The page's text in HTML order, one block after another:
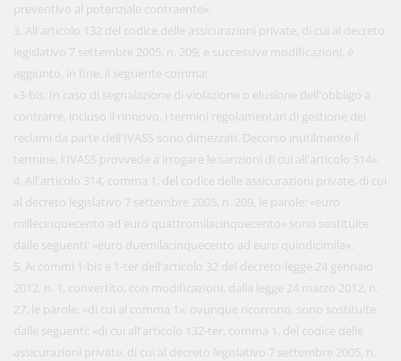
preventivo al potenziale contraente».
3. All'articolo 132 del codice delle assicurazioni private, di cui al decreto
legislativo 7 settembre 2005, n. 209, e successive modificazioni, è
aggiunto, in fine, il seguente comma:
«3-bis. In caso di segnalazione di violazione o elusione dell'obbligo a
contrarre, incluso il rinnovo, i termini regolamentari di gestione dei
reclami da parte dell'IVASS sono dimezzati. Decorso inutilmente il
termine, l'IVASS provvede a irrogare le sanzioni di cui all'articolo 314».
4. All'articolo 314, comma 1, del codice delle assicurazioni private, di cui
al decreto legislativo 7 settembre 2005, n. 209, le parole: «euro
millecinquecento ad euro quattromilacinquecento» sono sostituite
dalle seguenti: «euro duemilacinquecento ad euro quindicimila».
5. Ai commi 1-bis e 1-ter dell'articolo 32 del decreto-legge 24 gennaio
2012, n. 1, convertito, con modificazioni, dalla legge 24 marzo 2012, n.
27, le parole: «di cui al comma 1», ovunque ricorrono, sono sostituite
dalle seguenti: «di cui all'articolo 132-ter, comma 1, del codice delle
assicurazioni private, di cui al decreto legislativo 7 settembre 2005, n.